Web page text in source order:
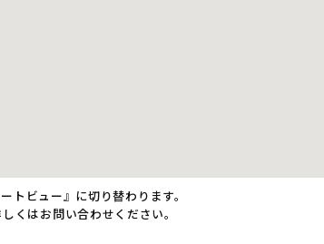
トビュー』に切り替わります。
くはお問い合わせください。